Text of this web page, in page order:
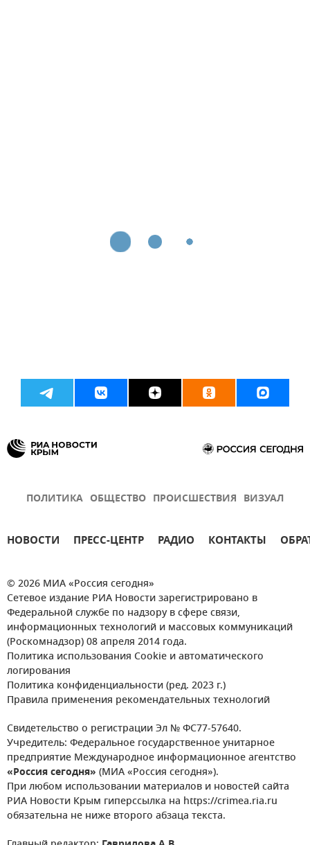
ПОЛИТИКА ОБЩЕСТВО ПРОИСШЕСТВИЯ ВИЗУАЛ
НОВОСТИ ПРЕСС-ЦЕНТР РАДИО КОНТАКТЫ
© 2026 МИА «Россия сегодня»
Сетевое издание РИА Новости зарегистрировано в
Федеральной службе по надзору в сфере связи,
информационных технологий и массовых коммуникаций
(Роскомнадзор) 08 апреля 2014 года.
Политика использования Cookie и автоматического
логирования
Политика конфиденциальности (ред. 2023 г.)
Правила применения рекомендательных технологий
Свидетельство о регистрации Эл № ФС77-57640.
Учредитель: Федеральное государственное унитарное
предприятие Международное информационное агентство
«Россия сегодня» (МИА «Россия сегодня»).
При любом использовании материалов и новостей сайта
РИА Новости Крым гиперссылка на https://crimea.ria.ru
обязательна не ниже второго абзаца текста.